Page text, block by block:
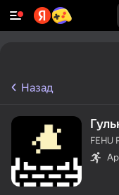
Назад
FEHU